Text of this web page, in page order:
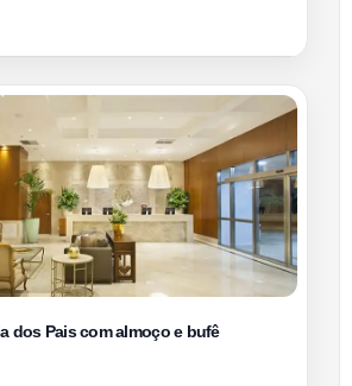
dos Pais com almoço e bufê